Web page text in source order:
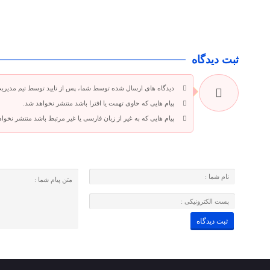
ثبت دیدگاه
دیدگاه های ارسال شده توسط شما، پس از تایید توسط تیم
پیام هایی که حاوی تهمت یا افترا باشد منتشر نخواهد شد.
پیام هایی که به غیر از زبان فارسی یا غیر مرتبط باشد منتشر